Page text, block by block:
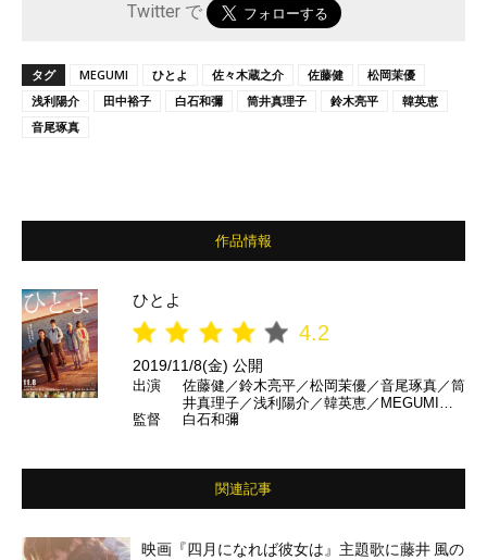
Twitter で
タグ MEGUMI ひとよ 佐々木蔵之介 佐藤健
松岡茉優
浅利陽介
田中裕子 白石和彌 筒井真理子 鈴木亮平
韓英恵
音尾琢真
作品情報
ひとよ
4.2
2019/11/8(金) 公開
出演
佐藤健／鈴木亮平／松岡茉優／音尾琢真／筒
井真理子／浅利陽介／韓英恵／MEGUMI／
大悟（千鳥）／佐々木蔵之介／田中裕子 ほ
監督 白石和彌
関連記事
映画『四月になれば彼女は』主題歌に藤井 風の